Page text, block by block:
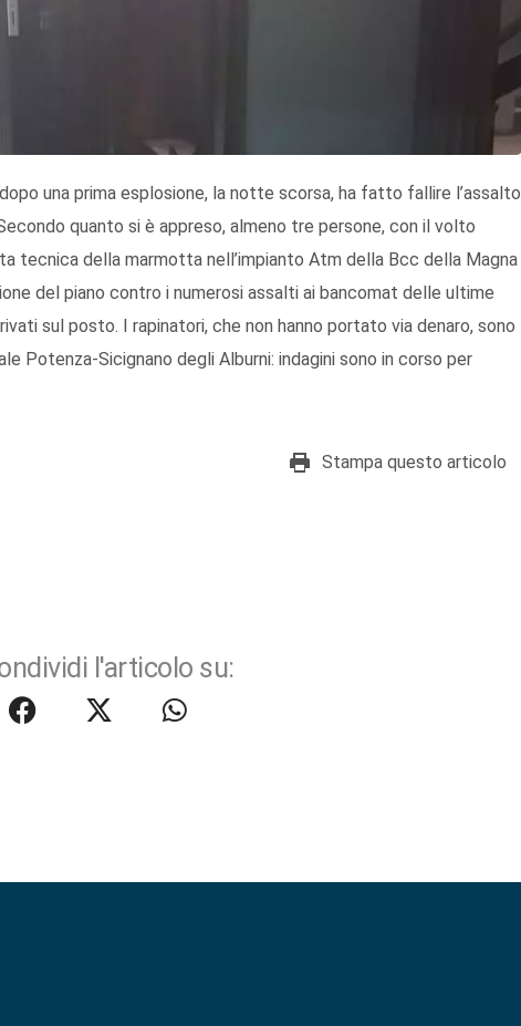
dopo una prima esplosione, la notte scorsa, ha fatto fallire l’assalto
quanto si è appreso, almeno tre persone, con il volto
tecnica della marmotta nell’impianto Atm della Bcc della Magna
del piano contro i numerosi assalti ai bancomat delle ultime
sul posto. I rapinatori, che non hanno portato via denaro, sono
Potenza-Sicignano degli Alburni: indagini sono in corso per
Stampa questo articolo
l'articolo su: